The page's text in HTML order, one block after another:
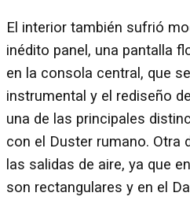
El interior también sufrió
inédito panel, una pantalla
en la consola central, que
instrumental y el rediseño
una de las principales
con el Duster rumano. Otra
las salidas de aire, ya que
son rectangulares y en el